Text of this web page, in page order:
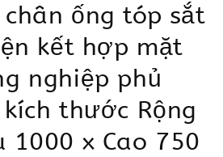
ống tóp sắt
kết hợp mặt
nghiệp phủ
thước Rộng
1000 x Cao 750